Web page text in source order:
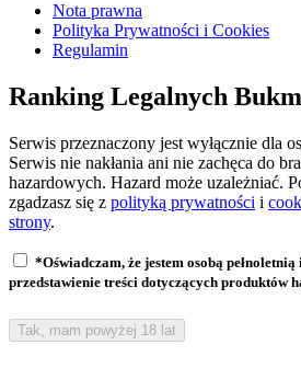
Nota prawna
Polityka Prywatności i Cookies
Regulamin
Ranking Legalnych
Serwis przeznaczony jest wyłącznie dla
Serwis nie nakłania ani nie zachęca do
hazardowych. Hazard może uzależniać.
zgadzasz się z polityką prywatności i
strony.
*Oświadczam, że jestem osobą
przedstawienie treści dotyczących produktów
Tak, mam powyżej 18 lat